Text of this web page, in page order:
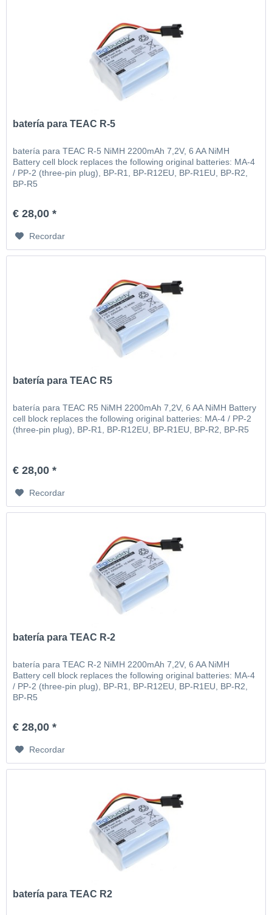
batería para TEAC R-5
batería para TEAC R-5 NiMH 2200mAh 7,2V, 6 AA NiMH
Battery cell block replaces the following original batteries: MA-4
/ PP-2 (three-pin plug), BP-R1, BP-R12EU, BP-R1EU, BP-R2,
BP-R5
€ 28,00 *
Recordar
batería para TEAC R5
batería para TEAC R5 NiMH 2200mAh 7,2V, 6 AA NiMH Battery
cell block replaces the following original batteries: MA-4 / PP-2
(three-pin plug), BP-R1, BP-R12EU, BP-R1EU, BP-R2, BP-R5
€ 28,00 *
Recordar
batería para TEAC R-2
batería para TEAC R-2 NiMH 2200mAh 7,2V, 6 AA NiMH
Battery cell block replaces the following original batteries: MA-4
/ PP-2 (three-pin plug), BP-R1, BP-R12EU, BP-R1EU, BP-R2,
BP-R5
€ 28,00 *
Recordar
batería para TEAC R2